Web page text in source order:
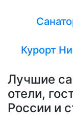
Курорт
Лучшие
отели,
России и